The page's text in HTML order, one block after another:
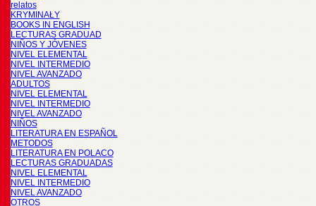
relatos
KRYMINAŁY
BOOKS IN ENGLISH
LECTURAS GRADUAD
NIÑOS Y JÓVENES
NIVEL ELEMENTAL
NIVEL INTERMEDIO
NIVEL AVANZADO
ADULTOS
NIVEL ELEMENTAL
NIVEL INTERMEDIO
NIVEL AVANZADO
NIÑOS
LITERATURA EN ESPAÑOL
METODOS
LITERATURA EN POLACO
LECTURAS GRADUADAS
NIVEL ELEMENTAL
NIVEL INTERMEDIO
NIVEL AVANZADO
OTROS